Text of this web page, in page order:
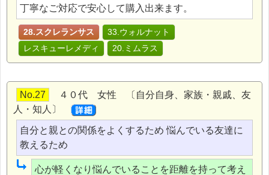
丁寧なご対応で安心して購入出来ます。
28.スクレランサス
33.ウォルナット
レスキューレメディ
20.ミムラス
No.27
４０代 女性 〔自分自身、家族・親戚、友
人・知人〕
自分と親との関係をよくするため 悩んでいる友達に
教えるため
心が軽くなり悩んでいることを距離を持って考え